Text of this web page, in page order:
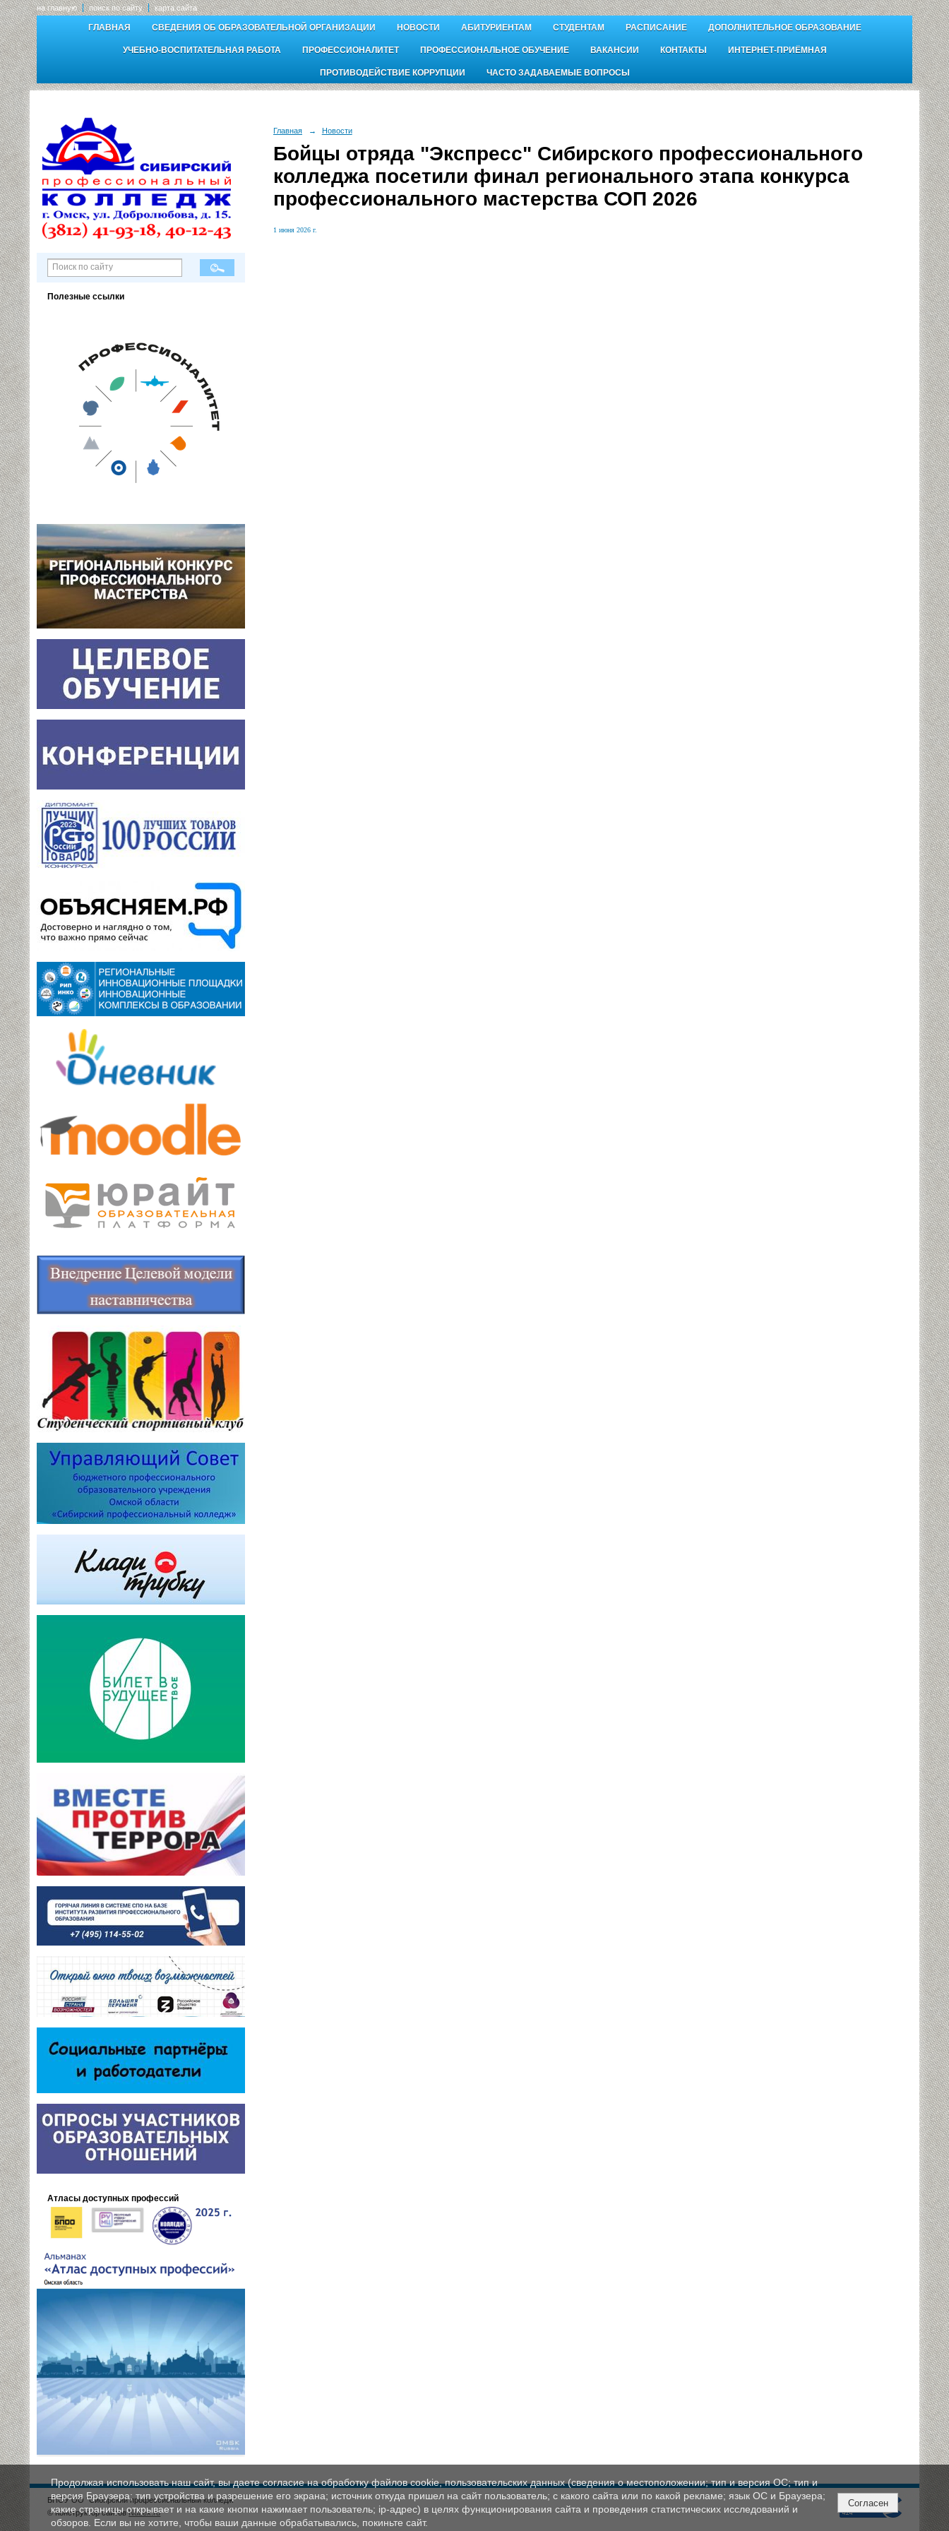
на главную поиск по сайту карта сайта
ГЛАВНАЯ СВЕДЕНИЯ ОБ ОБРАЗОВАТЕЛЬНОЙ ОРГАНИЗАЦИИ НОВОСТИ АБИТУРИЕНТАМ СТУДЕНТАМ РАСПИСАНИЕ ДОПОЛНИТЕЛЬНОЕ ОБРАЗОВАНИЕ
УЧЕБНО-ВОСПИТАТЕЛЬНАЯ РАБОТА ПРОФЕССИОНАЛИТЕТ ПРОФЕССИОНАЛЬНОЕ ОБУЧЕНИЕ ВАКАНСИИ КОНТАКТЫ ИНТЕРНЕТ-ПРИЁМНАЯ
ПРОТИВОДЕЙСТВИЕ КОРРУПЦИИ ЧАСТО ЗАДАВАЕМЫЕ ВОПРОСЫ
Полезные ссылки
Атласы доступных профессий
Главная → Новости
Бойцы отряда "Экспресс" Сибирского профессионального
колледжа посетили финал регионального этапа конкурса
профессионального мастерства СОП 2026
1 июня 2026 г.
БПОУ ОО "Сибирский профессиональный колледж"
© Конструктор сайтовNubex.ru
Продолжая использовать наш сайт, вы даете согласие на обработку файлов cookie, пользовательских данных (сведения о местоположении; тип и версия ОС; тип и
версия Браузера; тип устройства и разрешение его экрана; источник откуда пришел на сайт пользователь; с какого сайта или по какой рекламе; язык ОС и Браузера;
какие страницы открывает и на какие кнопки нажимает пользователь; ip-адрес) в целях функционирования сайта и проведения статистических исследований и
обзоров. Если вы не хотите, чтобы ваши данные обрабатывались, покиньте сайт.
Согласен